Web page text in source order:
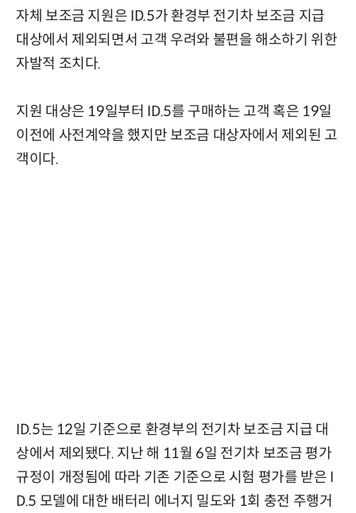
자체 보조금 지원은 ID.5가 환경부 전기차 보조금 지급
대상에서 제외되면서 고객 우려와 불편을 해소하기 위한
자발적 조치다.
지원 대상은 19일부터 ID.5를 구매하는 고객 혹은 19일
이전에 사전계약을 했지만 보조금 대상자에서 제외된 고
객이다.
ID.5는 12일 기준으로 환경부의 전기차 보조금 지급 대
상에서 제외됐다. 지난 해 11월 6일 전기차 보조금 평가
규정이 개정됨에 따라 기존 기준으로 시험 평가를 받은 I
D.5 모델에 대한 배터리 에너지 밀도와 1회 충전 주행거